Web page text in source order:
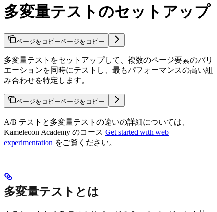
多変量テストのセットアップ
ページをコピーページをコピー
多変量テストをセットアップして、複数のページ要素のバリ
エーションを同時にテストし、最もパフォーマンスの高い組
み合わせを特定します。
ページをコピーページをコピー
A/B テストと多変量テストの違いの詳細については、
Kameleoon Academy のコース Get started with web
experimentation をご覧ください。
多変量テストとは